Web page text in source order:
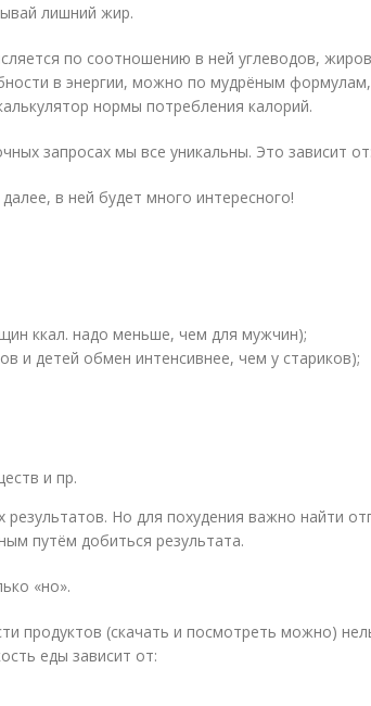
лишний жир.
по соотношению в ней углеводов,
в энергии, можно по мудрёным
нормы потребления калорий.
запросах мы все уникальны. Это зависит от:
в ней будет много интересного!
ккал. надо меньше, чем для мужчин);
и детей обмен интенсивнее, чем у стариков);
и пр.
результатов. Но для похудения важно найти
путём добиться результата.
«но».
продуктов (скачать и посмотреть можно)
еды зависит от: